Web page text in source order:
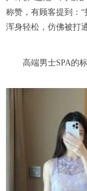
称赞，有顾客提到：
浑身轻松，仿佛被打
高端男士SPA的标